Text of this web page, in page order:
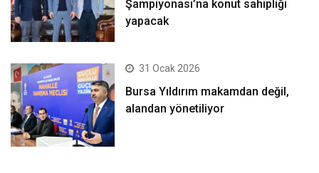
Şampiyonası’na konut sahipliği
yapacak
31 Ocak 2026
Bursa Yıldırım makamdan değil,
alandan yönetiliyor